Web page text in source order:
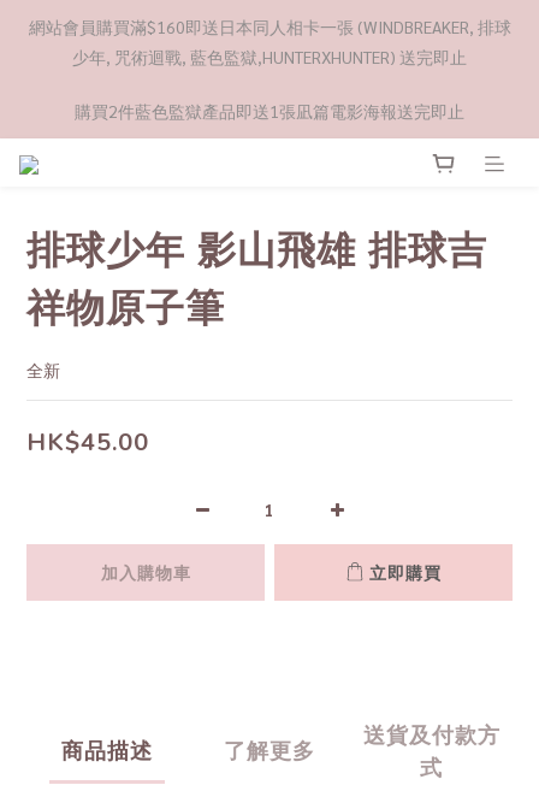
網站會員購買滿$160即送日本同人相卡一張 (WINDBREAKER, 排球
少年, 咒術迴戰, 藍色監獄,HUNTERXHUNTER) 送完即止
購買2件藍色監獄產品即送1張凪篇電影海報送完即止
排球少年 影山飛雄 排球吉
祥物原子筆
全新
HK$45.00
加入購物車 立即購買
商品描述 了解更多
送貨及付款方
式